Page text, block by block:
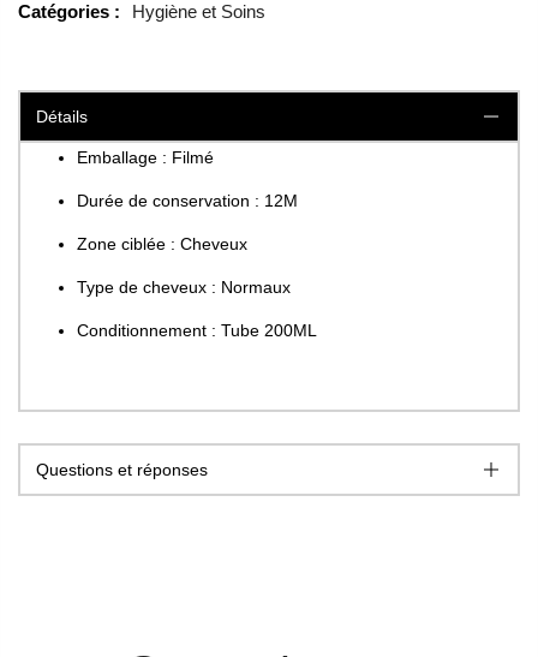
Catégories :
Hygiène et Soins
Détails
Emballage : Filmé
Durée de conservation : 12M
Zone ciblée : Cheveux
Type de cheveux : Normaux
Conditionnement : Tube 200ML
Questions et réponses